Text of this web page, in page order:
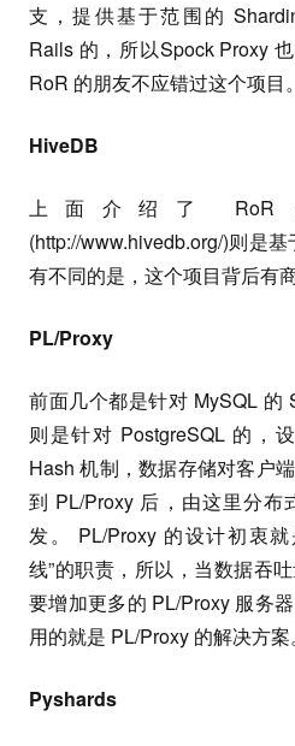
支，提供基于范围的
Rails 的，所以Spock Proxy
RoR 的朋友不应错过这个项目。
HiveDB
上面介绍了 RoR
(http://www.hivedb.org/)则是
有不同的是，这个项目背后有
PL/Proxy
前面几个都是针对 MySQL 的
则是针对 PostgreSQL 的，
Hash 机制，数据存储对客户
到 PL/Proxy 后，由这里分
发。 PL/Proxy 的设计初衷
线”的职责，所以，当数据吞
要增加更多的 PL/Proxy 服务
用的就是 PL/Proxy 的解决方案。
Pyshards